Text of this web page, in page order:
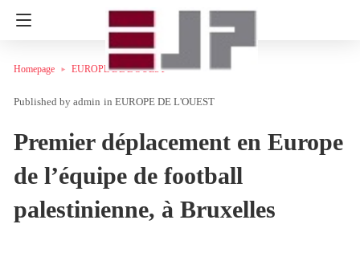
Homepage EUROPE DE L'OUEST
admin in EUROPE DE L'OUEST
Premier déplacement en Europe
de l’équipe de football
palestinienne, à Bruxelles